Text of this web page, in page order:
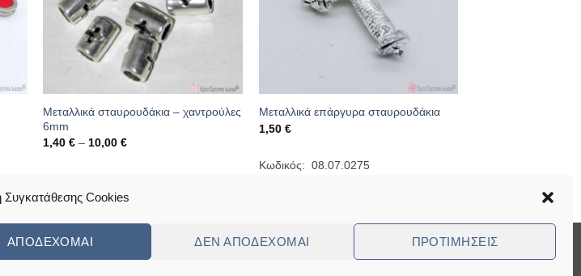
Συγκατάθεσης Cookies
ΑΠΟΔΈΧΟΜΑΙ ΔΕΝ ΑΠΟΔΈΧΟΜΑΙ ΠΡΟΤΙΜΉΣΕΙΣ
Μεταλλικά σταυρουδάκια – χαντρούλες
6mm
1,40€ – 10,00€Price
Μεταλλικά επάργυρα σταυρουδάκια
1,50 €
Κωδικός: 08.07.0275
Visa
Bank
Cash